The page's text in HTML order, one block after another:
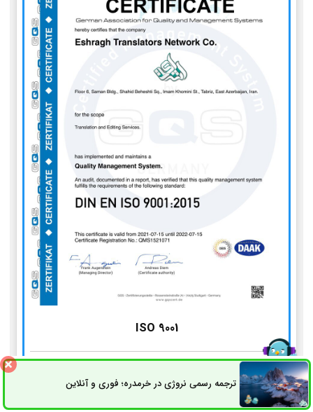
ISO 9001
ترجمه رسمی نروژی در خرمدره؛ فوری و آنلاینثبت سفارش راه های ارتباطی